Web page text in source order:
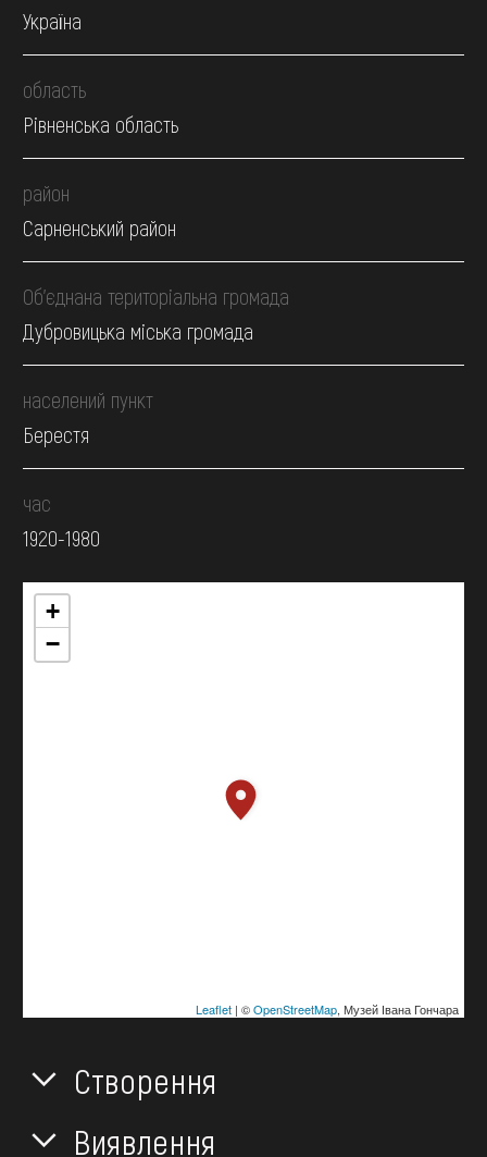
Україна
область
Рівненська область
район
Сарненський район
Об’єднана територіальна громада
Дубровицька міська громада
населений пункт
Берестя
час
1920-1980
+
−
Leaflet| ©OpenStreetMap, Музей Івана Гончара
Створення
Виявлення